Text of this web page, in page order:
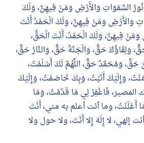
نُورُ السَّمَوَاتِ وَالأَرْضِ وَمَنْ فِيهِنَّ، وَلَكَ
وَالأَرْضِ وَمَنْ فِيهِنَّ، وَلَكَ الْحَمْدُ أَنْتَ
فِيهِنَّ، وَلَكَ الْحَمْدُ، أَنْتَ الْحَقُّ،
وَلِقَاؤُكَ حَقٌّ، وَالْجَنَّةُ حَقٌّ، وَالنَّارُ حَقٌّ،
حَقٌّ، وَمُحَمَّدٌ حَقٌّ، اللَّهُمَّ لَكَ أَسْلَمْتُ،
وَإِلَيْكَ أَنَبْتُ، وَبِكَ خَاصَمْتُ، وَإِلَيْكَ
المصير، فَاغْفِرْ لِي مَا قَدَّمْتُ، وَمَا
أَعْلَنْتُ، وما أنت أعلم به مني، أَنْتَ
إلهي، لا إِلَهَ إِلا أَنْتَ، ولا حول ولا